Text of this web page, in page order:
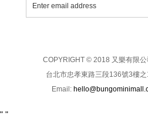
COPYRIGHT © 2018 又樂有限
台北市忠孝東路三段136號3樓
Email:
" "